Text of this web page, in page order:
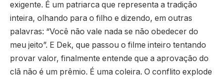
exigente. É um patriarca que representa a tradição
inteira, olhando para o filho e dizendo, em outras
palavras: “Você não vale nada se não obedecer do
meu jeito”. E Dek, que passou o filme inteiro tentando
provar valor, finalmente entende que a aprovação do
clã não é um prêmio. É uma coleira. O conflito explode